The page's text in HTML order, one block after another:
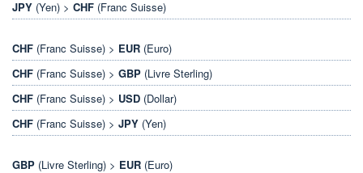
JPY (Yen) > CHF (Franc Suisse)
CHF (Franc Suisse) > EUR (Euro)
CHF (Franc Suisse) > GBP (Livre Sterling)
CHF (Franc Suisse) > USD (Dollar)
CHF (Franc Suisse) > JPY (Yen)
GBP (Livre Sterling) > EUR (Euro)